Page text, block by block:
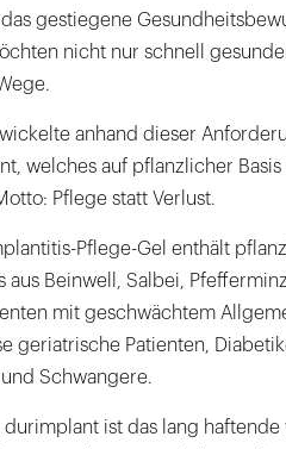
gestiegene
nicht nur schnell
anhand dieser
welches auf pflanzlicher
Pflege statt Verlust.
Pflege-Gel enthält
aus Beinwell, Salbei,
mit geschwächtem
geriatrische Patienten,
Schwangere.
durimplant ist das lang haftende